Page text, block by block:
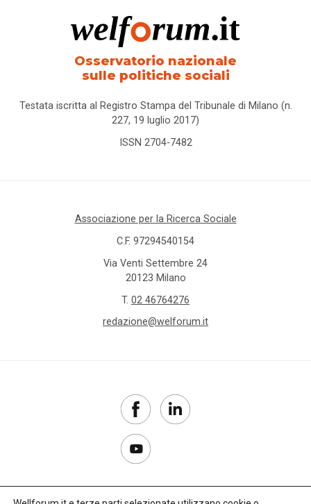
Osservatorio nazionale
sulle politiche sociali
Testata iscritta al Registro Stampa del Tribunale di Milano (n.
227, 19 luglio 2017)
ISSN 2704-7482
Associazione per la Ricerca Sociale
C.F. 97294540154
Via Venti Settembre 24
20123 Milano
T. 02 46764276
redazione@welforum.it